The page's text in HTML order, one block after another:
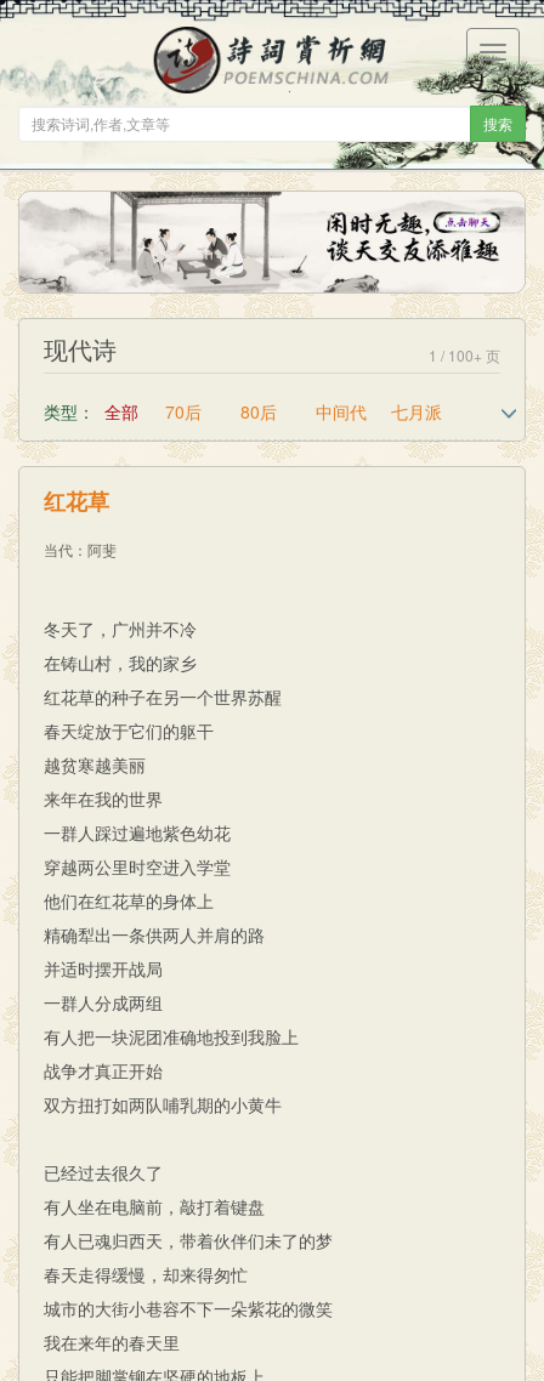
搜索
菜
单
现代诗 1 / 100+ 页
类型： 全部 70后 80后 中间代
七月派
创世纪
尝试派 撒娇派
垃圾派
整体主义
灵性诗歌
大学生诗派
圆明园诗派
新乡土诗派
早期象征诗派
知识分子写作
蓝星诗社
创造社
网络诗歌
后新诗潮
红花草
当代 ： 阿斐
冬天了，广州并不冷
在铸山村，我的家乡
红花草的种子在另一个世界苏醒
春天绽放于它们的躯干
越贫寒越美丽
来年在我的世界
一群人踩过遍地紫色幼花
穿越两公里时空进入学堂
他们在红花草的身体上
精确犁出一条供两人并肩的路
并适时摆开战局
一群人分成两组
有人把一块泥团准确地投到我脸上
战争才真正开始
双方扭打如两队哺乳期的小黄牛
已经过去很久了
有人坐在电脑前，敲打着键盘
有人已魂归西天，带着伙伴们未了的梦
春天走得缓慢，却来得匆忙
城市的大街小巷容不下一朵紫花的微笑
我在来年的春天里